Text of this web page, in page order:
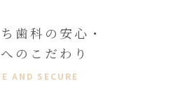
歯科の安心・
のこだわり
AND SECURE